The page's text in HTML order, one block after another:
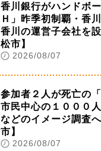
香川銀行がハンドボ
Ｈ」昨季初制覇・香
香川の運営子会社を
松市】
2026/08/07
参加者２人が死亡の
市民中心の１０００
などのイメージ調査
市】
2026/08/07